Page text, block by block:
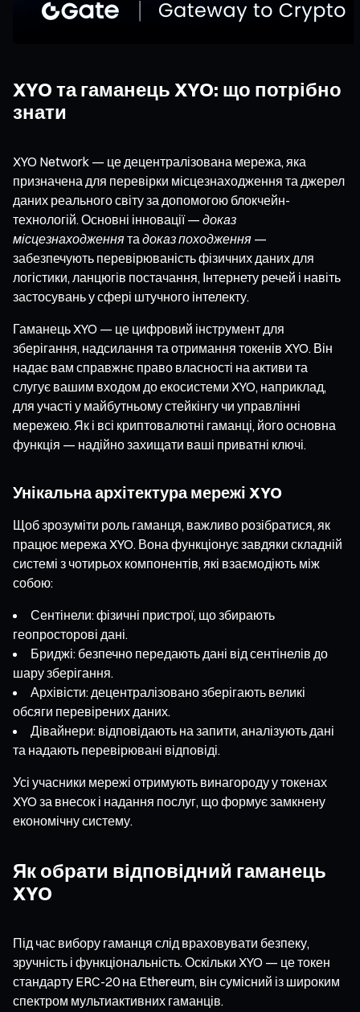
XYO та гаманець XYO: що потрібно
знати
XYO Network — це децентралізована мережа, яка
призначена для перевірки місцезнаходження та джерел
даних реального світу за допомогою блокчейн-
технологій. Основні інновації — доказ
місцезнаходженнята доказ походження —
забезпечують перевірюваність фізичних даних для
логістики, ланцюгів постачання, Інтернету речей і навіть
застосувань у сфері штучного інтелекту.
Гаманець XYO — це цифровий інструмент для
зберігання, надсилання та отримання токенів XYO. Він
надає вам справжнє право власності на активи та
слугує вашим входом до екосистеми XYO, наприклад,
для участі у майбутньому стейкінгу чи управлінні
мережею. Як і всі криптовалютні гаманці, його основна
функція — надійно захищати ваші приватні ключі.
Унікальна архітектура мережі XYO
Щоб зрозуміти роль гаманця, важливо розібратися, як
працює мережа XYO. Вона функціонує завдяки складній
системі з чотирьох компонентів, які взаємодіють між
собою:
Сентінели: фізичні пристрої, що збирають
геопросторові дані.
Бриджі: безпечно передають дані від сентінелів до
шару зберігання.
Архівісти: децентралізовано зберігають великі
обсяги перевірених даних.
Дівайнери: відповідають на запити, аналізують дані
та надають перевірювані відповіді.
Усі учасники мережі отримують винагороду у токенах
XYO за внесок і надання послуг, що формує замкнену
економічну систему.
Як обрати відповідний гаманець
XYO
Під час вибору гаманця слід враховувати безпеку,
зручність і функціональність. Оскільки XYO — це токен
стандарту ERC-20 на Ethereum, він сумісний із широким
спектром мультиактивних гаманців.